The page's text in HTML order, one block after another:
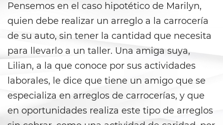
Orden de Restricción Temporal
Peligro Infantil
Publicar Información Dañina
Sustracción de Menores
Venganza con Pornografía
Pensemos en el caso hipotético de Marilyn,
quien debe realizar un arreglo a la carrocería
de su auto, sin tener la cantidad que necesita
para llevarlo a un taller. Una amiga suya,
Lilian, a la que conoce por sus actividades
laborales, le dice que tiene un amigo que se
especializa en arreglos de carrocerías, y que
en oportunidades realiza este tipo de arreglos